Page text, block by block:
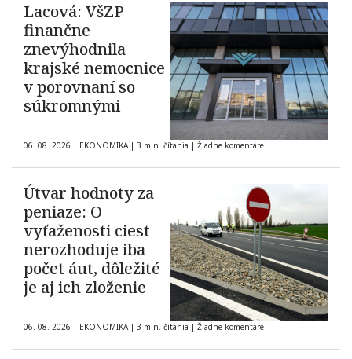
Lacová: VšZP
finančne
znevýhodnila
krajské nemocnice
v porovnaní so
súkromnými
06. 08. 2026 | EKONOMIKA | 3 min. čítania | Žiadne komentáre
Útvar hodnoty za
peniaze: O
vyťaženosti ciest
nerozhoduje iba
počet áut, dôležité
je aj ich zloženie
06. 08. 2026 | EKONOMIKA | 3 min. čítania | Žiadne komentáre